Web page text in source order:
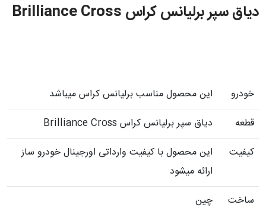
دیاق سپر برلیانس کراس Brilliance Cross
خودرو
این محصول مناسب برلیانس کراس میباشد
قطعه
دیاق سپر برلیانس کراس Brilliance Cross
کیفیت
این محصول با کیفیت وارداتی اورجینال خودرو ساز
ارائه میشود
ساخت
چین